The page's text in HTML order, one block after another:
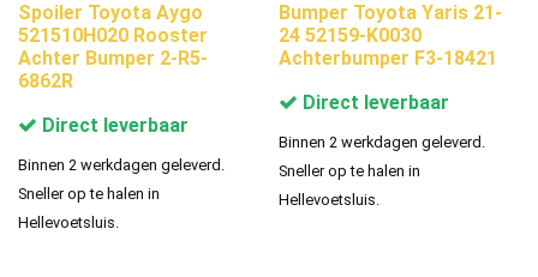
Spoiler Toyota Aygo
521510H020 Rooster
Achter Bumper 2-R5-
6862R
Direct leverbaar
Binnen 2 werkdagen geleverd.
Sneller op te halen in
Hellevoetsluis.
Bumper Toyota Yaris 21-
24 52159-K0030
Achterbumper F3-18421
Direct leverbaar
Binnen 2 werkdagen geleverd.
Sneller op te halen in
Hellevoetsluis.